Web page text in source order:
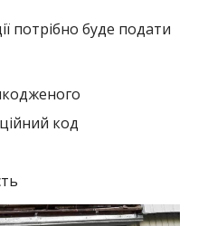
потрібно буде подати
код